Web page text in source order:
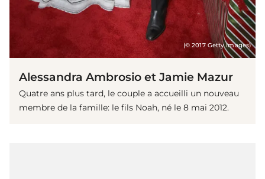
(© 2017 Getty Images)
Alessandra Ambrosio et Jamie Mazur
Quatre ans plus tard, le couple a accueilli un nouveau
membre de la famille: le fils Noah, né le 8 mai 2012.